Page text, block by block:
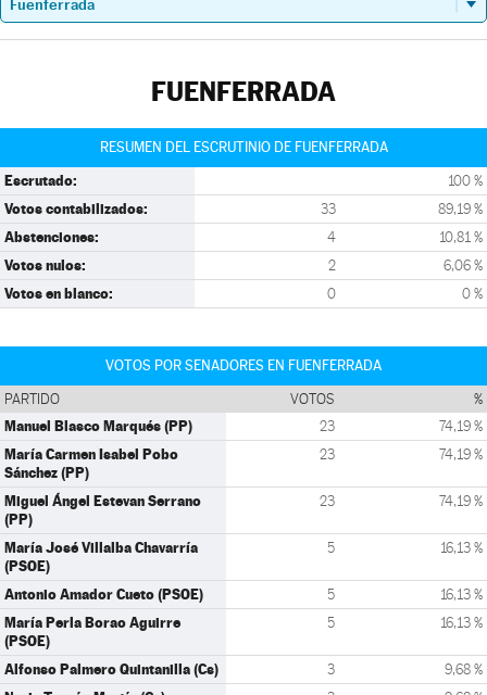
FUENFERRADA
RESUMEN DEL ESCRUTINIO DE FUENFERRADA
Escrutado: 100 %
Votos contabilizados: 33 89,19 %
Abstenciones: 4 10,81 %
Votos nulos: 2 6,06 %
Votos en blanco: 0 0 %
VOTOS POR SENADORES EN FUENFERRADA
PARTIDO VOTOS %
Manuel Blasco Marqués (PP) 23 74,19 %
María Carmen Isabel Pobo
Sánchez (PP)
23 74,19 %
Miguel Ángel Estevan Serrano
(PP)
23 74,19 %
María José Villalba Chavarría
(PSOE)
5 16,13 %
Antonio Amador Cueto (PSOE) 5 16,13 %
María Perla Borao Aguirre
(PSOE)
5 16,13 %
Alfonso Palmero Quintanilla (Cs) 3 9,68 %